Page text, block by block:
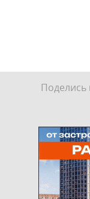
Поделись